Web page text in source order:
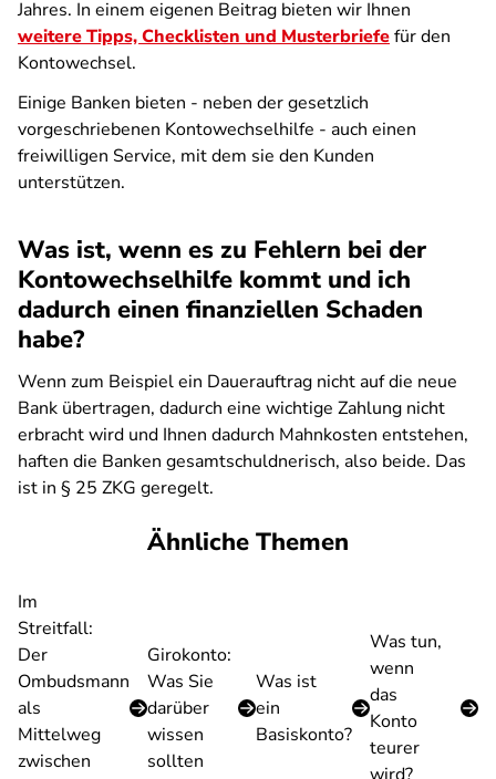
Jahres. In einem eigenen Beitrag bieten wir Ihnen
weitere Tipps, Checklisten und Musterbriefefür den
Kontowechsel.
Einige Banken bieten - neben der gesetzlich
vorgeschriebenen Kontowechselhilfe - auch einen
freiwilligen Service, mit dem sie den Kunden
unterstützen.
Was ist, wenn es zu Fehlern bei der
Kontowechselhilfe kommt und ich
dadurch einen finanziellen Schaden
habe?
Wenn zum Beispiel ein Dauerauftrag nicht auf die neue
Bank übertragen, dadurch eine wichtige Zahlung nicht
erbracht wird und Ihnen dadurch Mahnkosten entstehen,
haften die Banken gesamtschuldnerisch, also beide. Das
ist in § 25 ZKG geregelt.
Ähnliche Themen
Im
Streitfall:
Der
Ombudsmann
als
Mittelweg
zwischen
Girokonto:
Was Sie
darüber
wissen
sollten
Was ist
ein
Basiskonto?
Was tun,
wenn
das
Konto
teurer